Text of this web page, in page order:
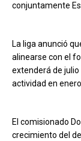
conjuntamente
La liga anunció
alinearse con el
extenderá de julio
actividad en
El comisionado
crecimiento del